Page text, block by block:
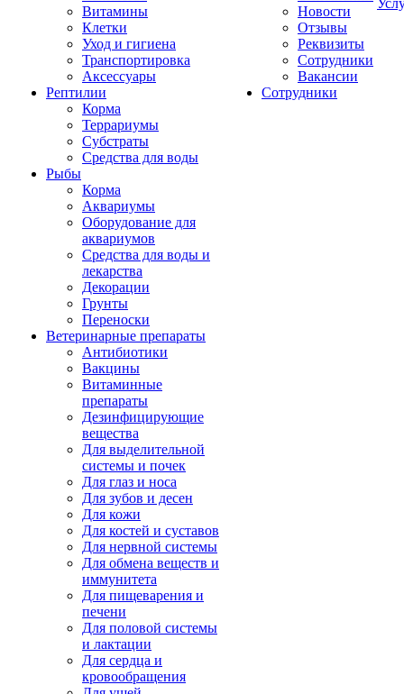
Витамины
Клетки
Уход и гигиена
Транспортировка
Аксессуары
Рептилии
Корма
Террариумы
Субстраты
Средства для воды
Рыбы
Корма
Аквариумы
Оборудование для
аквариумов
Средства для воды и
лекарства
Декорации
Грунты
Переноски
Ветеринарные препараты
Антибиотики
Вакцины
Витаминные
препараты
Дезинфицирующие
вещества
Для выделительной
системы и почек
Для глаз и носа
Для зубов и десен
Для кожи
Для костей и суставов
Для нервной системы
Для обмена веществ и
иммунитета
Для пищеварения и
печени
Для половой системы
и лактации
Для сердца и
кровообращения
Новости
Отзывы
Реквизиты
Сотрудники
Вакансии
Сотрудники